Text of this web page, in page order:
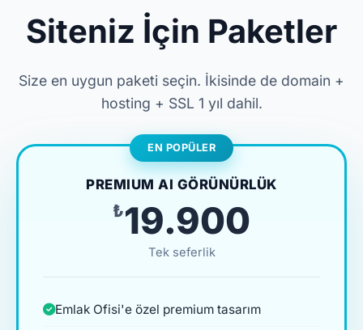
Siteniz İçin Paketler
Size en uygun paketi seçin. İkisinde de domain +
hosting + SSL 1 yıl dahil.
EN POPÜLER
PREMIUM AI GÖRÜNÜRLÜK
₺19.900
Tek seferlik
Emlak Ofisi'e özel premium tasarım